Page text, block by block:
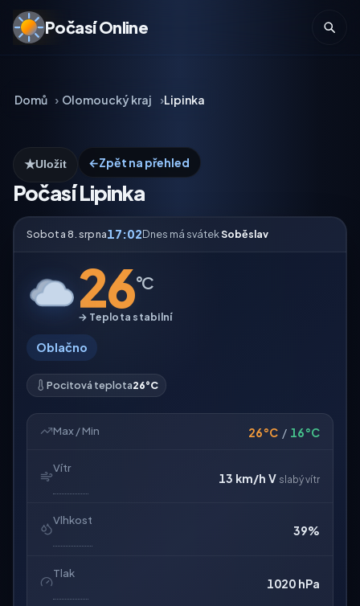
Počasí Online
Domů Olomoucký kraj Lipinka
←Zpět na přehled
Počasí Lipinka
★Uložit
Sobota 8. srpna17:02Dnes má svátekSoběslav
26°C
→ Teplota stabilní
Oblačno
Pocitová teplota26°C
Max / Min 26°C / 16°C
Vítr
13 km/h V slabý vítr
Vlhkost
39%
Tlak
1020 hPa